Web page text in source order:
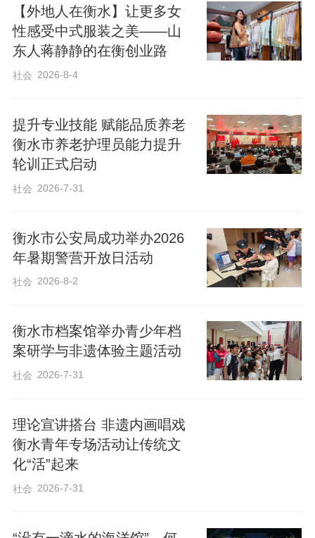
【外地人在衡水】让更多女
性感受中式服装之美——山
东人蒋静静的在衡创业路
社会 2026-8-4
提升专业技能 赋能品质养老
衡水市养老护理员能力提升
轮训正式启动
社会 2026-7-31
衡水市公安局成功举办2026
年暑期警营开放日活动
社会 2026-8-2
衡水市档案馆举办青少年档
案研学与非遗体验主题活动
社会 2026-7-31
理论宣讲搭台 非遗内画唱戏
衡水青年专场活动让传统文
化“活”起来
社会 2026-7-31